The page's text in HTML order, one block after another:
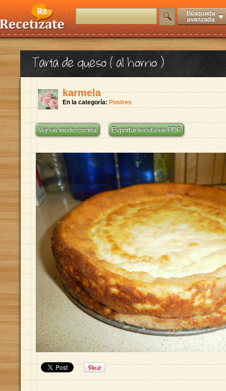
Tarta de queso ( al horno )
karmela
En la categoría: Postres
Ver en modo cocina Exportar receta en PDF